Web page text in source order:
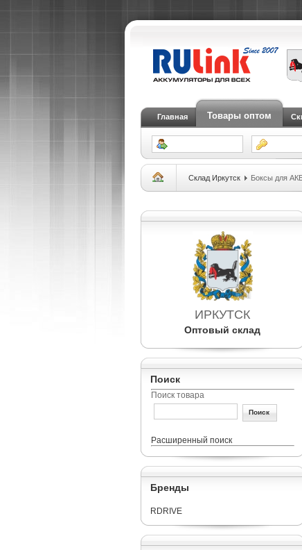
Главная Товары оптом
Склад Иркутск Боксы для
ИРКУТСК
Оптовый склад
Поиск
Поиск товара
Расширенный поиск
Бренды
RDRIVE